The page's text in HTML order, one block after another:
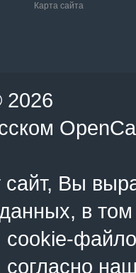
Карта сайта
2026
сайт, Вы
в
согласно